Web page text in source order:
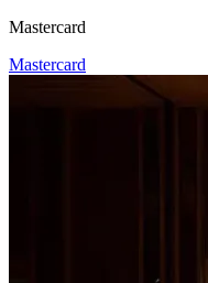
Mastercard
Mastercard